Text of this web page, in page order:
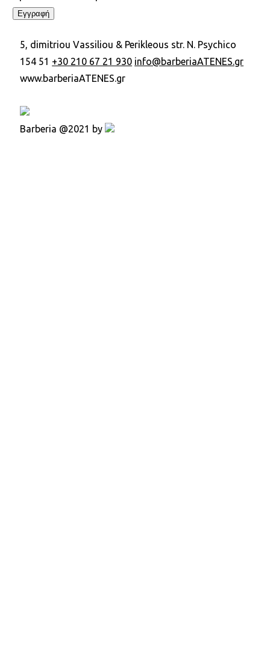
5, dimitriou Vassiliou & Perikleous str. N. Psychico
154 51 +30 210 67 21 930 info@barberiaATENES.gr
www.barberiaATENES.gr
Barberia @2021 by